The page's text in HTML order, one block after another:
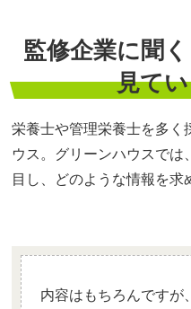
監修企業に聞
見て
栄養士や管理栄養士を多く
ウス。グリーンハウスで
目し、どのような情報を求
内容はもちろんですが